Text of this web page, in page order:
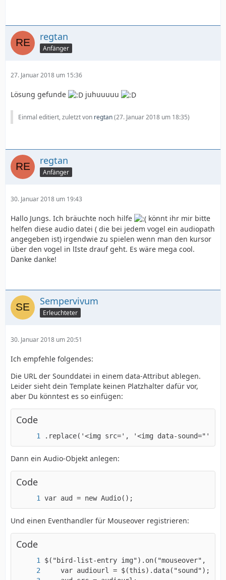
regtan
Anfänger
27. Januar 2018 um 15:36
Lösung gefunde juhuuuuu
Einmal editiert, zuletzt von regtan(27. Januar 2018 um 18:35)
regtan
Anfänger
30. Januar 2018 um 19:43
Hallo Jungs. Ich bräuchte noch hilfe
könnt ihr mir bitte
helfen diese audio datei ( die bei jedem vogel ein audiopath
angegeben ist) irgendwie zu spielen wenn man den kursor
über den vogel in lIste drauf geht. Es wäre mega cool.
Danke danke!
Sempervivum
Erleuchteter
30. Januar 2018 um 20:51
Ich empfehle folgendes:
Die URL der Sounddatei in einem data-Attribut ablegen.
Leider sieht dein Template keinen Platzhalter dafür vor,
aber Du könntest es so einfügen:
Code
.replace('<img src=', '<img data-sound="' +
Dann ein Audio-Objekt anlegen:
Code
var aud = new Audio();
Und einen Eventhandler für Mouseover registrieren:
Code